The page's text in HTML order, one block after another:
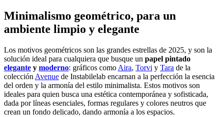
Minimalismo geométrico, para un
ambiente limpio y elegante
Los motivos geométricos son las grandes estrellas de 2025, y son la
solución ideal para cualquiera que busque un papel pintado
elegante y moderno: gráficos como Aira, Torvi y Tara de la
colección Avenue de Instabilelab encarnan a la perfección la esencia
del orden y la armonía del estilo minimalista. Estos motivos son
ideales para quien busca una estética contemporánea y sofisticada,
dada por líneas esenciales, formas regulares y colores neutros que
crean un fondo delicado, dando armonía a los espacios.